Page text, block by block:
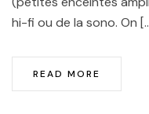
hi-fi ou de la sono. On
READ MORE